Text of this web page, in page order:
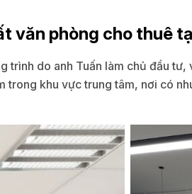
văn phòng cho thuê
trình do anh Tuấn làm chủ đầu
trong khu vực trung tâm, nơi có